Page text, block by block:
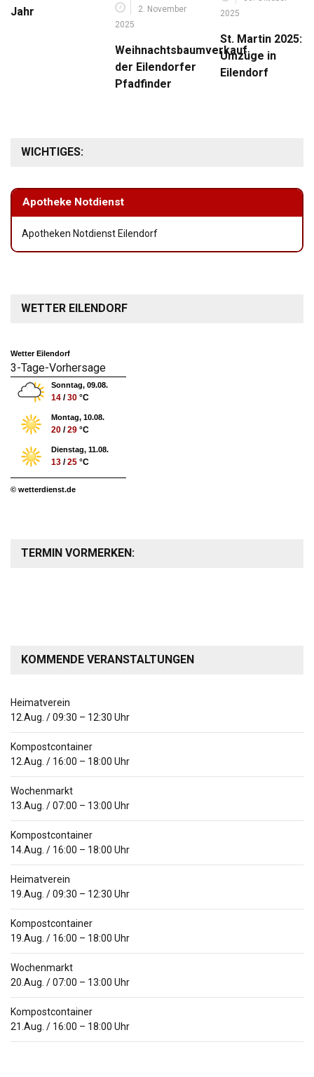
Jahr
2. November
2025
Weihnachtsbaumverkauf
der Eilendorfer
Pfadfinder
2025
St. Martin 2025:
Umzüge in
Eilendorf
WICHTIGES:
Apotheke Notdienst
Apotheken Notdienst Eilendorf
WETTER EILENDORF
Wetter Eilendorf
3-Tage-Vorhersage
Sonntag, 09.08.
14 /30 °C
Montag, 10.08.
20 /29 °C
Dienstag, 11.08.
13 /25 °C
© wetterdienst.de
TERMIN VORMERKEN:
KOMMENDE VERANSTALTUNGEN
Heimatverein
12.Aug. /09:30 – 12:30 Uhr
Kompostcontainer
12.Aug. / 16:00 – 18:00 Uhr
Wochenmarkt
13.Aug. /07:00 – 13:00 Uhr
Kompostcontainer
14.Aug. / 16:00 – 18:00 Uhr
Heimatverein
19.Aug. /09:30 – 12:30 Uhr
Kompostcontainer
19.Aug. / 16:00 – 18:00 Uhr
Wochenmarkt
20.Aug. /07:00 – 13:00 Uhr
Kompostcontainer
21.Aug. / 16:00 – 18:00 Uhr